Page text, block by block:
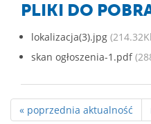
PLIKI DO
lokalizacja(3).jpg
skan ogłoszenia-1.pdf
« poprzednia aktualność